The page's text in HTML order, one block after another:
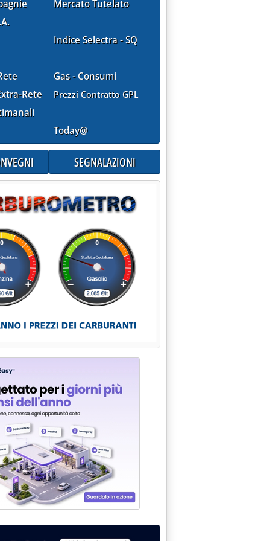
Rete
Mercato Tutelato
Indice Selectra - SQ
Gas - Consumi
Prezzi Contratto GPL
Today@
SEGNALAZIONI